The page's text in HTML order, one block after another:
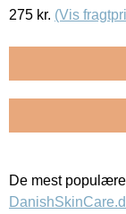
275 kr. (Vis
De mest